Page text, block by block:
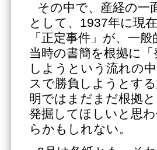
その中で、産経の一
として、1937年に現
「正定事件」が、一
当時の書簡を根拠に
しようという流れの
スで勝負しようとす
明ではまだまだ根拠
発掘してほしいと思
らかもしれない。